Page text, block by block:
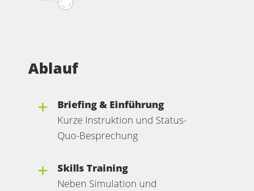
Ablauf
Briefing & Einführung
Kurze Instruktion und Status-
Quo-Besprechung
Skills Training
Neben Simulation und